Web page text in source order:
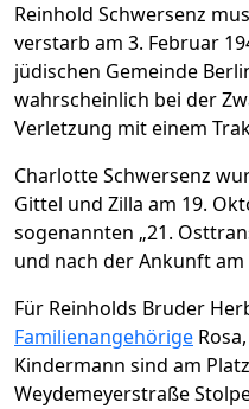
Reinhold Schwersenz
verstarb am 3. Februar
jüdischen Gemeinde
wahrscheinlich bei der
Verletzung mit einem
Charlotte Schwersenz
Gittel und Zilla am 19.
sogenannten „21.
und nach der Ankunft
Für Reinholds Bruder
Familienangehörige
Kindermann sind am
Weydemeyerstraße